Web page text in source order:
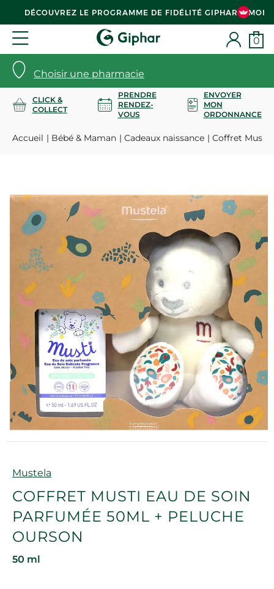
DÉCOUVREZ LE PROGRAMME DE FIDÉLITÉ GIPHAR & MOI
Choisir une pharmacie
0
CLICK &
COLLECT
PRENDRE
RENDEZ-
VOUS
ENVOYER
MON
ORDONNANCE
Accueil Bébé & Maman Cadeaux naissance Coffret Musti
Marque
Mustela
COFFRET MUSTI EAU DE SOIN
PARFUMÉE 50ML + PELUCHE
OURSON
50 ml